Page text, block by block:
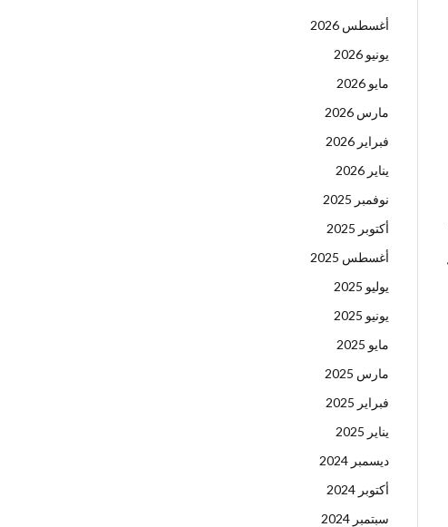
أغسطس 2026
يونيو 2026
مايو 2026
مارس 2026
فبراير 2026
يناير 2026
نوفمبر 2025
أكتوبر 2025
أغسطس 2025
يوليو 2025
يونيو 2025
مايو 2025
مارس 2025
فبراير 2025
يناير 2025
ديسمبر 2024
أكتوبر 2024
سبتمبر 2024